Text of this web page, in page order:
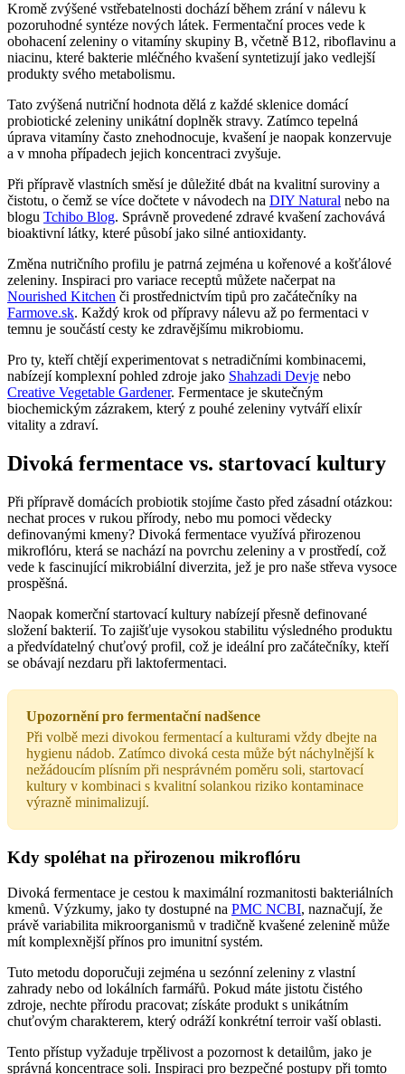
Kromě zvýšené vstřebatelnosti dochází během zrání v nálevu k
pozoruhodné syntéze nových látek. Fermentační proces vede k
obohacení zeleniny o vitamíny skupiny B, včetně B12, riboflavinu a
niacinu, které bakterie mléčného kvašení syntetizují jako vedlejší
produkty svého metabolismu.
Tato zvýšená nutriční hodnota dělá z každé sklenice domácí
probiotické zeleniny unikátní doplněk stravy. Zatímco tepelná
úprava vitamíny často znehodnocuje, kvašení je naopak konzervuje
a v mnoha případech jejich koncentraci zvyšuje.
Při přípravě vlastních směsí je důležité dbát na kvalitní suroviny a
čistotu, o čemž se více dočtete v návodech na DIY Natural nebo na
blogu Tchibo Blog. Správně provedené zdravé kvašení zachovává
bioaktivní látky, které působí jako silné antioxidanty.
Změna nutričního profilu je patrná zejména u kořenové a košťálové
zeleniny. Inspiraci pro variace receptů můžete načerpat na
Nourished Kitchen či prostřednictvím tipů pro začátečníky na
Farmove.sk. Každý krok od přípravy nálevu až po fermentaci v
temnu je součástí cesty ke zdravějšímu mikrobiomu.
Pro ty, kteří chtějí experimentovat s netradičními kombinacemi,
nabízejí komplexní pohled zdroje jako Shahzadi Devje nebo
Creative Vegetable Gardener. Fermentace je skutečným
biochemickým zázrakem, který z pouhé zeleniny vytváří elixír
vitality a zdraví.
Divoká fermentace vs. startovací kultury
Při přípravě domácích probiotik stojíme často před zásadní otázkou:
nechat proces v rukou přírody, nebo mu pomoci vědecky
definovanými kmeny? Divoká fermentace využívá přirozenou
mikroflóru, která se nachází na povrchu zeleniny a v prostředí, což
vede k fascinující mikrobiální diverzita, jež je pro naše střeva vysoce
prospěšná.
Naopak komerční startovací kultury nabízejí přesně definované
složení bakterií. To zajišťuje vysokou stabilitu výsledného produktu
a předvídatelný chuťový profil, což je ideální pro začátečníky, kteří
se obávají nezdaru při laktofermentaci.
Upozornění pro fermentační nadšence
Při volbě mezi divokou fermentací a kulturami vždy dbejte na
hygienu nádob. Zatímco divoká cesta může být náchylnější k
nežádoucím plísním při nesprávném poměru soli, startovací
kultury v kombinaci s kvalitní solankou riziko kontaminace
výrazně minimalizují.
Kdy spoléhat na přirozenou mikroflóru
Divoká fermentace je cestou k maximální rozmanitosti bakteriálních
kmenů. Výzkumy, jako ty dostupné na PMC NCBI, naznačují, že
právě variabilita mikroorganismů v tradičně kvašené zelenině může
mít komplexnější přínos pro imunitní systém.
Tuto metodu doporučuji zejména u sezónní zeleniny z vlastní
zahrady nebo od lokálních farmářů. Pokud máte jistotu čistého
zdroje, nechte přírodu pracovat; získáte produkt s unikátním
chuťovým charakterem, který odráží konkrétní terroir vaší oblasti.
Tento přístup vyžaduje trpělivost a pozornost k detailům, jako je
správná koncentrace soli. Inspiraci pro bezpečné postupy při tomto